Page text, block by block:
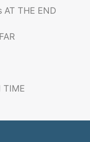
AT THE END
TIME